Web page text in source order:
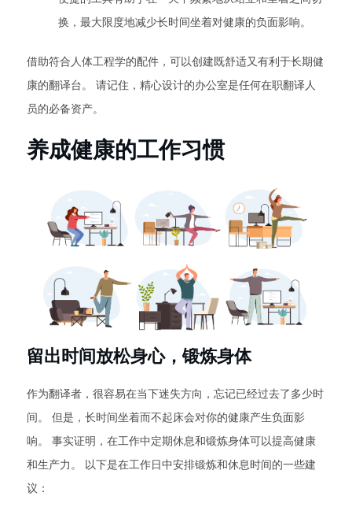
换，最大限度地减少长时间坐着对健康的负面影响。
借助符合人体工程学的配件，可以创建既舒适又有利于长期健
康的翻译台。 请记住，精心设计的办公室是任何在职翻译人
员的必备资产。
养成健康的工作习惯
留出时间放松身心，锻炼身体
作为翻译者，很容易在当下迷失方向，忘记已经过去了多少时
间。 但是，长时间坐着而不起床会对你的健康产生负面影
响。 事实证明，在工作中定期休息和锻炼身体可以提高健康
和生产力。 以下是在工作日中安排锻炼和休息时间的一些建
议：